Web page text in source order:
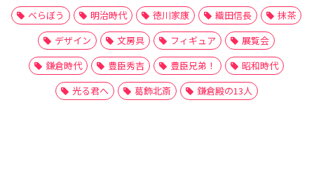
べらぼう
明治時代 徳川家康 織田信長
抹茶
デザイン
文房具 フィギュア
展覧会
鎌倉時代
豊臣秀吉 豊臣兄弟！
昭和時代
光る君へ
葛飾北斎 鎌倉殿の13人